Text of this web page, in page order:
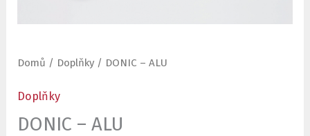
Domů / Doplňky / DONIC – ALU
Doplňky
DONIC – ALU